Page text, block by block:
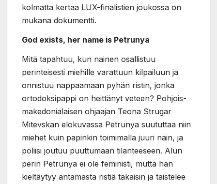
kolmatta kertaa LUX-finalistien joukossa on
mukana dokumentti.
God exists, her name is Petrunya
Mitä tapahtuu, kun nainen osallistuu
perinteisesti miehille varattuun kilpailuun ja
onnistuu nappaamaan pyhän ristin, jonka
ortodoksipappi on heittänyt veteen? Pohjois-
makedonialaisen ohjaajan Teona Strugar
Mitevskan elokuvassa Petrunya suututtaa niin
miehet kuin papinkin toimimalla juuri näin, ja
poliisi joutuu puuttumaan tilanteeseen. Alun
perin Petrunya ei ole feministi, mutta hän
kieltäytyy antamasta ristiä takaisin ja taistelee